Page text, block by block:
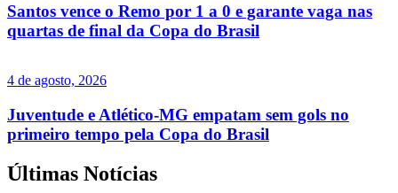
Santos vence o Remo por 1 a 0 e garante vaga nas
quartas de final da Copa do Brasil
4 de agosto, 2026
Juventude e Atlético-MG empatam sem gols no
primeiro tempo pela Copa do Brasil
Últimas Notícias